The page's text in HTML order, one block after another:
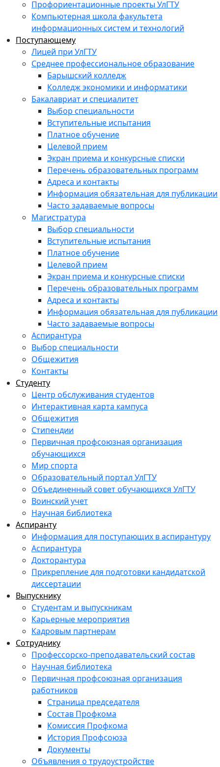
Профориентационные проекты УлГТУ
Компьютерная школа факультета
информационных систем и технологий
Поступающему
Лицей при УлГТУ
Среднее профессиональное образование
Барышский колледж
Колледж экономики и информатики
Бакалавриат и специалитет
Выбор специальности
Вступительные испытания
Платное обучение
Целевой прием
Экран приема и конкурсные списки
Перечень образовательных программ
Адреса и контакты
Информация обязательная для публикации
Часто задаваемые вопросы
Магистратура
Выбор специальности
Вступительные испытания
Платное обучение
Целевой прием
Экран приема и конкурсные списки
Перечень образовательных программ
Адреса и контакты
Информация обязательная для публикации
Часто задаваемые вопросы
Аспирантура
Выбор специальности
Общежития
Контакты
Студенту
Центр обслуживания студентов
Интерактивная карта кампуса
Общежития
Стипендии
Первичная профсоюзная организация
обучающихся
Мир спорта
Образовательный портал УлГТУ
Объединенный совет обучающихся УлГТУ
Воинский учет
Научная библиотека
Аспиранту
Информация для поступающих в аспирантуру
Аспирантура
Докторантура
Прикрепление для подготовки кандидатской
диссертации
Выпускнику
Студентам и выпускникам
Карьерные мероприятия
Кадровым партнерам
Сотруднику
Профессорско-преподавательский состав
Научная библиотека
Первичная профсоюзная организация
работников
Страница председателя
Состав Профкома
Комиссия Профкома
История Профсоюза
Документы
Объявления о трудоустройстве